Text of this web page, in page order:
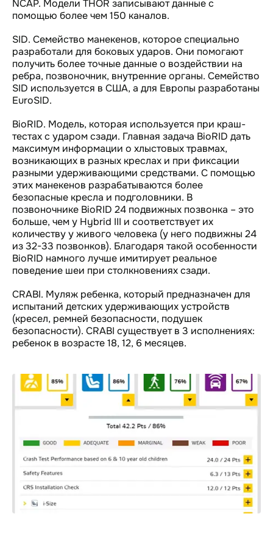
NCAP. Модели THOR записывают данные с
помощью более чем 150 каналов.
SID. Семейство манекенов, которое специально
разработали для боковых ударов. Они помогают
получить более точные данные о воздействии на
ребра, позвоночник, внутренние органы. Семейство
SID используется в США, а для Европы разработаны
EuroSID.
BioRID. Модель, которая используется при краш-
тестах с ударом сзади. Главная задача BioRID дать
максимум информации о хлыстовых травмах,
возникающих в разных креслах и при фиксации
разными удерживающими средствами. С помощью
этих манекенов разрабатываются более
безопасные кресла и подголовники. В
позвоночнике BioRID 24 подвижных позвонка – это
больше, чем у Hybrid III и соответствует их
количеству у живого человека (у него подвижны 24
из 32-33 позвонков). Благодаря такой особенности
BioRID намного лучше имитирует реальное
поведение шеи при столкновениях сзади.
CRABI. Муляж ребенка, который предназначен для
испытаний детских удерживающих устройств
(кресел, ремней безопасности, подушек
безопасности). CRABI существует в 3 исполнениях:
ребенок в возрасте 18, 12, 6 месяцев.